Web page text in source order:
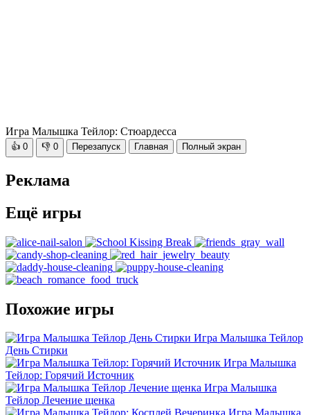
Игра Малышка Тейлор: Стюардесса
👍 0 👎 0 Перезапуск Главная Полный экран
Реклама
Ещё игры
Похожие игры
Игра Малышка Тейлор
День Стирки
Игра Малышка
Тейлор: Горячий Источник
Игра Малышка
Тейлор Лечение щенка